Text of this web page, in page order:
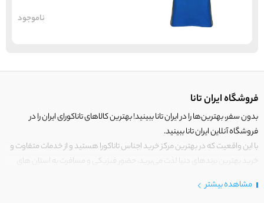
ناموجود
فروشگاه ایران تانا
بدون سفر، بهترین‌ها را در ایران تانا ببینید! بهترین کالاهای تاناکورای ایران را در
فروشگاه آنلاین ایران تانا ببینید.
با این واقعیت که در بهترین مرکز خرید اجناس تاناکورا هستید و از خدمات متفاوت و
خرید بهترین برندهای دنیا لذت می‌برید، حضور فیزیکی و مسافرت به استان های
درایرانتانا فقط کالاهایی قرار می‌گیرند که دارای ارزش خرید بالایی هستند.
مشاهده بیشتر